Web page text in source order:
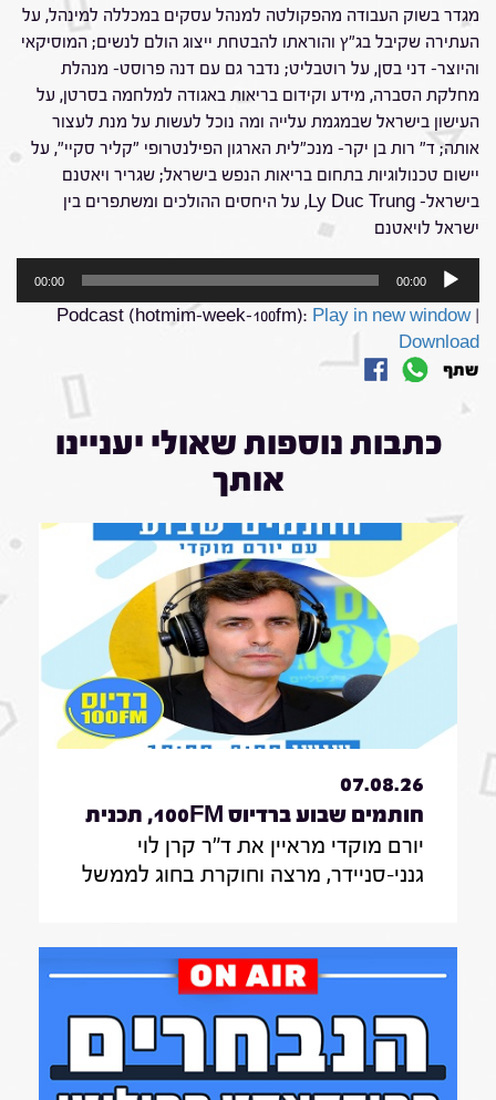
מגדר בשוק העבודה מהפקולטה למנהל עסקים במכללה למינהל, על
העתירה שקיבל בג"ץ והוראתו להבטחת ייצוג הולם לנשים; המוסיקאי
והיוצר- דני בסן, על רוטבליט; נדבר גם עם דנה פרוסט- מנהלת
מחלקת הסברה, מידע וקידום בריאות באגודה למלחמה בסרטן, על
העישון בישראל שבמגמת עלייה ומה נוכל לעשות על מנת לעצור
אותה; ד" רות בן יקר- מנכ"לית הארגון הפילנטרופי "קליר סקיי", על
יישום טכנולוגיות בתחום בריאות הנפש בישראל; שגריר ויאטנם
בישראל- Ly Duc Trung, על היחסים ההולכים ומשתפרים בין
ישראל לויאטנם
00:00
00:00
Podcast (hotmim-week-100fm): Play in new window|
Download
שתף
כתבות נוספות שאולי יעניינו
אותך
07.08.26
חותמים שבוע ברדיוס 100FM, תכנית
330, 07 באוגוסט 2026
יורם מוקדי מראיין את ד"ר קרן לוי
גנני-סניידר, מרצה וחוקרת בחוג לממשל
אי-הישארותם של אזרחים ללא חשמל
בעת איום בטחוני; לילך סיגן, חוקרת
תקשורת באונ' בר אילן, על מחקר חדש
על הדרך שבה הניו יורק טיימס דיווח על
אבדות בעזה במהלך שנתיים של מלחמה;